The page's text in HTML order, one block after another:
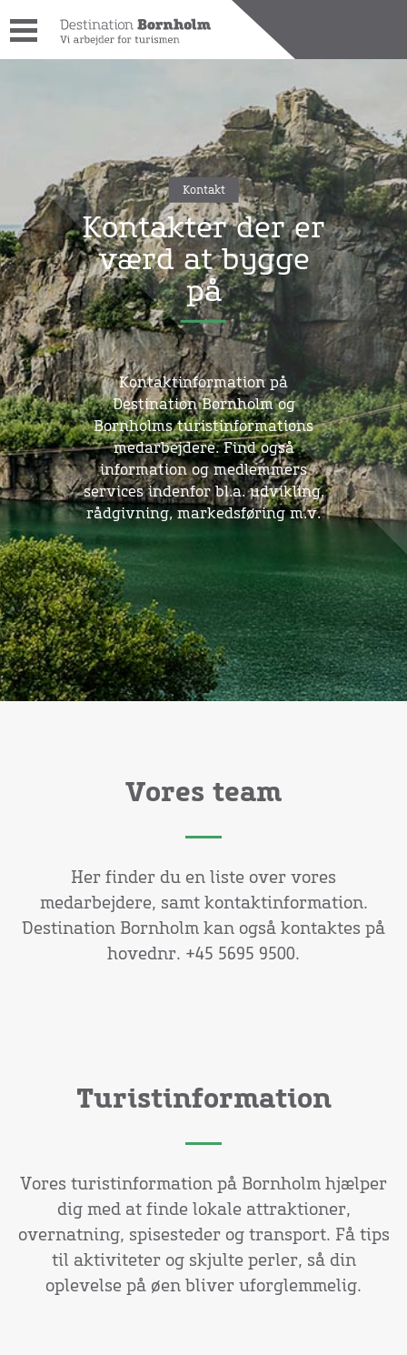
[wpdreams_ajaxsearchlite_results id=1 element="div"]
Kontakt
Kontakter der er
værd at bygge
på
Kontaktinformation på
Destination Bornholm og
Bornholms turistinformations
medarbejdere. Find også
information og medlemmers
services indenfor bl.a. udvikling,
rådgivning, markedsføring m.v.
Vores team
Her finder du en liste over vores
medarbejdere, samt kontaktinformation.
Destination Bornholm kan også kontaktes på
hovednr. +45 5695 9500.
Turistinformation
Vores turistinformation på Bornholm hjælper
dig med at finde lokale attraktioner,
overnatning, spisesteder og transport. Få tips
til aktiviteter og skjulte perler, så din
oplevelse på øen bliver uforglemmelig.